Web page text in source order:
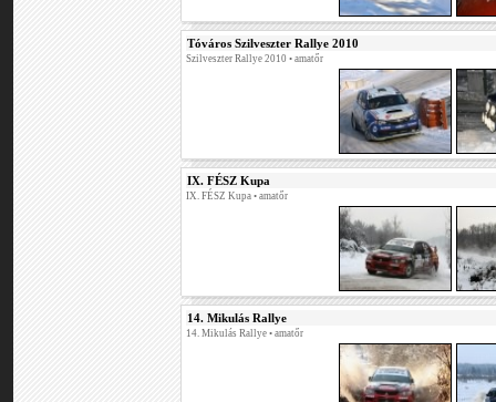
Tóváros Szilveszter Rallye 2010
Szilveszter Rallye 2010 • amatőr
IX. FÉSZ Kupa
IX. FÉSZ Kupa • amatőr
14. Mikulás Rallye
14. Mikulás Rallye • amatőr